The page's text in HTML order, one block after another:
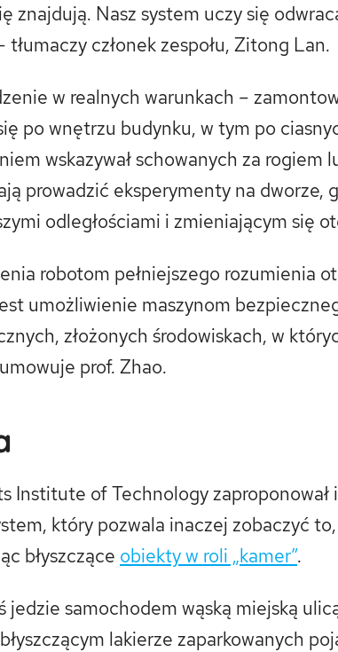
znajdują. Nasz system uczy się
członek zespołu, Zitong Lan.
w realnych warunkach –
po wnętrzu budynku, w tym po
wskazywał schowanych za rogiem
prowadzić eksperymenty na dworze,
odległościami i zmieniającym się
robotom pełniejszego rozumienia
umożliwienie maszynom
złożonych środowiskach, w
prof. Zhao.
Institute of Technology zaproponował
który pozwala inaczej zobaczyć
błyszczące obiekty w roli „kamer”.
samochodem wąską miejską
lakierze zaparkowanych